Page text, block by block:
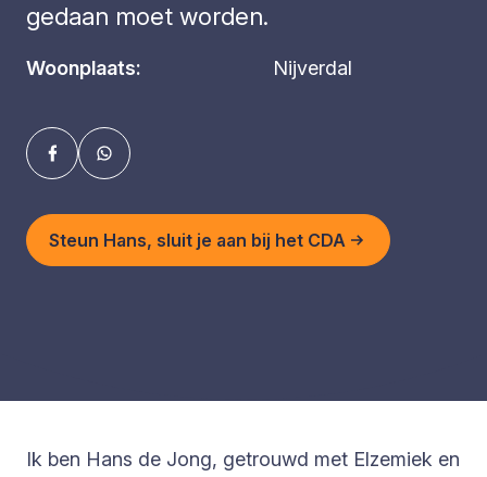
gedaan moet worden.
Woonplaats: Nijverdal
Steun Hans, sluit je aan bij het CDA
Ik ben Hans de Jong, getrouwd met Elzemiek en